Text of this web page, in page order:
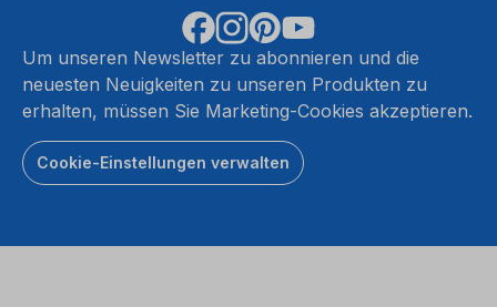
Um unseren Newsletter zu abonnieren und die
neuesten Neuigkeiten zu unseren Produkten zu
erhalten, müssen Sie Marketing-Cookies akzeptieren.
Cookie-Einstellungen verwalten